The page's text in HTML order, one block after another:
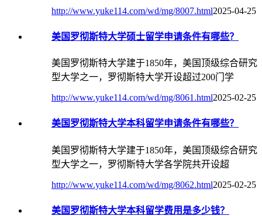
http://www.yuke114.com/wd/mg/8007.html2025-04-25
美国罗彻斯特大学硕士留学申请条件有哪些？
美国罗彻斯特大学建于1850年，美国顶级综合研究
型大学之一，罗彻斯特大学开设超过200门学
http://www.yuke114.com/wd/mg/8061.html2025-02-25
美国罗彻斯特大学本科留学申请条件有哪些？
美国罗彻斯特大学建于1850年，美国顶级综合研究
型大学之一，罗彻斯特大学各学院共开设超
http://www.yuke114.com/wd/mg/8062.html2025-02-25
美国罗彻斯特大学本科留学费用是多少钱？